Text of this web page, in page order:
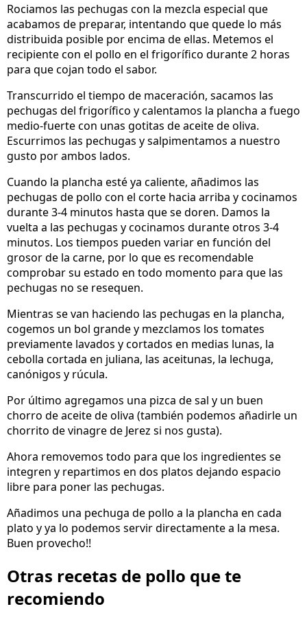
Rociamos las pechugas con la mezcla especial que
acabamos de preparar, intentando que quede lo más
distribuida posible por encima de ellas. Metemos el
recipiente con el pollo en el frigorífico durante 2 horas
para que cojan todo el sabor.
Transcurrido el tiempo de maceración, sacamos las
pechugas del frigorífico y calentamos la plancha a fuego
medio-fuerte con unas gotitas de aceite de oliva.
Escurrimos las pechugas y salpimentamos a nuestro
gusto por ambos lados.
Cuando la plancha esté ya caliente, añadimos las
pechugas de pollo con el corte hacia arriba y cocinamos
durante 3-4 minutos hasta que se doren. Damos la
vuelta a las pechugas y cocinamos durante otros 3-4
minutos. Los tiempos pueden variar en función del
grosor de la carne, por lo que es recomendable
comprobar su estado en todo momento para que las
pechugas no se resequen.
Mientras se van haciendo las pechugas en la plancha,
cogemos un bol grande y mezclamos los tomates
previamente lavados y cortados en medias lunas, la
cebolla cortada en juliana, las aceitunas, la lechuga,
canónigos y rúcula.
Por último agregamos una pizca de sal y un buen
chorro de aceite de oliva (también podemos añadirle un
chorrito de vinagre de Jerez si nos gusta).
Ahora removemos todo para que los ingredientes se
integren y repartimos en dos platos dejando espacio
libre para poner las pechugas.
Añadimos una pechuga de pollo a la plancha en cada
plato y ya lo podemos servir directamente a la mesa.
Buen provecho!!
Otras recetas de pollo que te
recomiendo